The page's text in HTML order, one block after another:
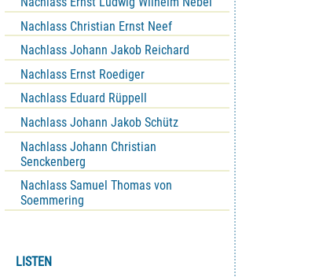
Nachlass Christian Ernst Neef
Nachlass Johann Jakob Reichard
Nachlass Ernst Roediger
Nachlass Eduard Rüppell
Nachlass Johann Jakob Schütz
Nachlass Johann Christian
Senckenberg
Nachlass Samuel Thomas von
Soemmering
LISTEN